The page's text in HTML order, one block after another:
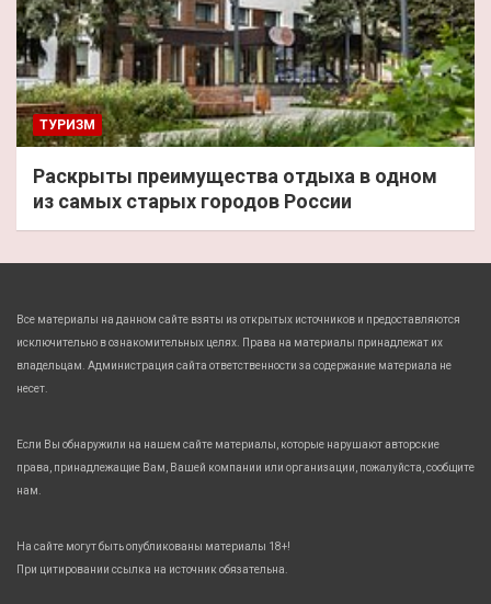
ТУРИЗМ
Раскрыты преимущества отдыха в одном
из самых старых городов России
Все материалы на данном сайте взяты из открытых источников и предоставляются
исключительно в ознакомительных целях. Права на материалы принадлежат их
владельцам. Администрация сайта ответственности за содержание материала не
несет.
Если Вы обнаружили на нашем сайте материалы, которые нарушают авторские
права, принадлежащие Вам, Вашей компании или организации, пожалуйста, сообщите
нам.
На сайте могут быть опубликованы материалы 18+!
При цитировании ссылка на источник обязательна.